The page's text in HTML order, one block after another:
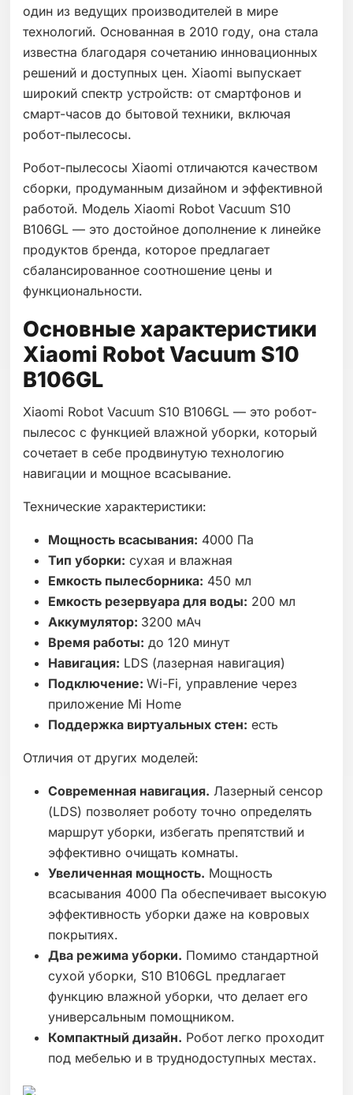
один из ведущих производителей в мире
технологий. Основанная в 2010 году, она стала
известна благодаря сочетанию инновационных
решений и доступных цен. Xiaomi выпускает
широкий спектр устройств: от смартфонов и
смарт-часов до бытовой техники, включая
робот-пылесосы.
Робот-пылесосы Xiaomi отличаются качеством
сборки, продуманным дизайном и эффективной
работой. Модель Xiaomi Robot Vacuum S10
B106GL — это достойное дополнение к линейке
продуктов бренда, которое предлагает
сбалансированное соотношение цены и
функциональности.
Основные характеристики
Xiaomi Robot Vacuum S10
B106GL
Xiaomi Robot Vacuum S10 B106GL — это робот-
пылесос с функцией влажной уборки, который
сочетает в себе продвинутую технологию
навигации и мощное всасывание.
Технические характеристики:
Мощность всасывания: 4000 Па
Тип уборки: сухая и влажная
Емкость пылесборника: 450 мл
Емкость резервуара для воды: 200 мл
Аккумулятор: 3200 мАч
Время работы: до 120 минут
Навигация: LDS (лазерная навигация)
Подключение: Wi-Fi, управление через
приложение Mi Home
Поддержка виртуальных стен: есть
Отличия от других моделей:
Современная навигация. Лазерный сенсор
(LDS) позволяет роботу точно определять
маршрут уборки, избегать препятствий и
эффективно очищать комнаты.
Увеличенная мощность. Мощность
всасывания 4000 Па обеспечивает высокую
эффективность уборки даже на ковровых
покрытиях.
Два режима уборки. Помимо стандартной
сухой уборки, S10 B106GL предлагает
функцию влажной уборки, что делает его
универсальным помощником.
Компактный дизайн. Робот легко проходит
под мебелью и в труднодоступных местах.